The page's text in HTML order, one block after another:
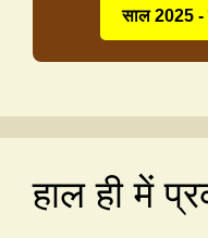
साल 2025 -
हाल ही में